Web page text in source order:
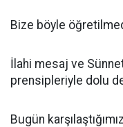
Bize böyle
İlahi mesaj ve
prensipleriyle dolu
Bugün